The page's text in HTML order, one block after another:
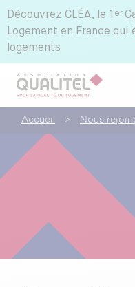
Découvrez CLÉA, le 1 er
Logement en France
logements
Accueil > Nous